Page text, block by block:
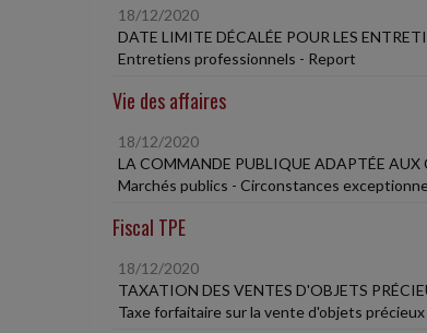
18/12/2020
DATE LIMITE DÉCALÉE POUR LES
Entretiens professionnels - Report
Vie des affaires
18/12/2020
LA COMMANDE PUBLIQUE ADAPTÉE AUX
Marchés publics - Circonstances
Fiscal TPE
18/12/2020
TAXATION DES VENTES D'OBJETS
Taxe forfaitaire sur la vente d'objets